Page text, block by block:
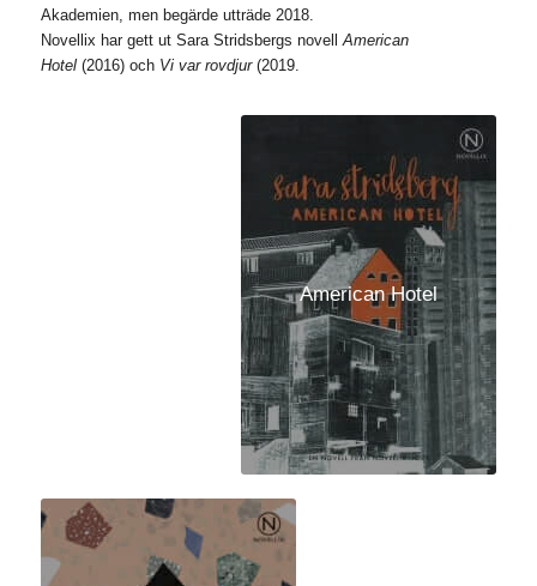
Akademien, men begärde utträde 2018.
Novellix har gett ut Sara Stridsbergs novell American
Hotel(2016) och Vi var rovdjur (2019.
American Hotel